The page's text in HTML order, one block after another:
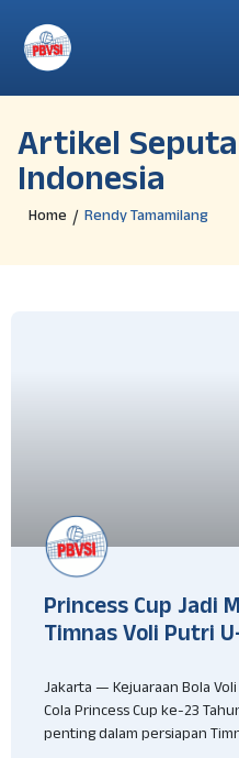
Artikel
Indonesia
Home / Rendy Tamamilang
Princess Cup Jadi
Timnas Voli Putri
Jakarta — Kejuaraan Bola
Cola Princess Cup ke-23
penting dalam persiapan